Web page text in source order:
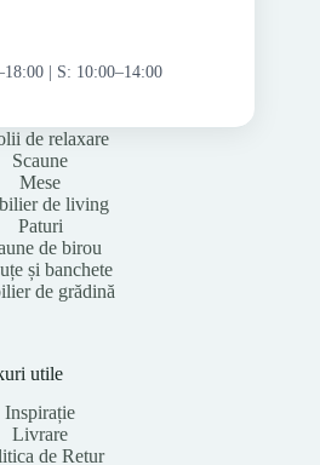
| S: 10:00–14:00
de relaxare
Scaune
Mese
de living
Paturi
de birou
și banchete
de grădină
utile
Inspirație
Livrare
de Retur